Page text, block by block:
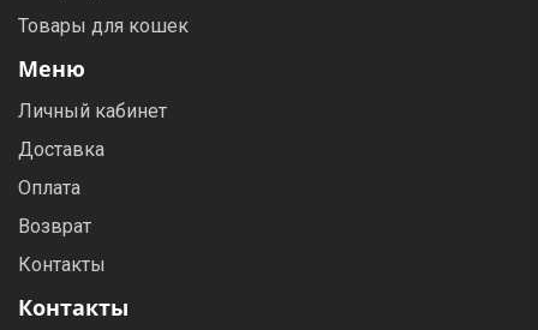
Товары для кошек
Меню
Личный кабинет
Доставка
Оплата
Возврат
Контакты
Контакты